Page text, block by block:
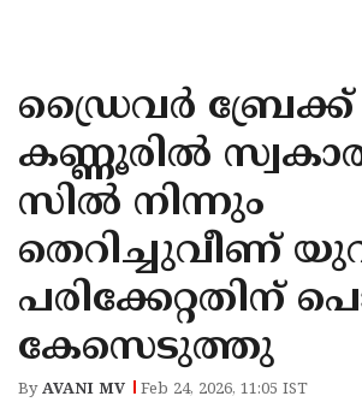
KANNUR
KASARAGOD
ഡ്രൈവർ ബ്രേക്ക്
കണ്ണൂരിൽ
സിൽ നിന്നും
തെറിച്ചുവീണ്
പരിക്കേറ്റതിന്
കേസെടുത്തു
ByAVANI MV Feb 24, 2026, 11:05 IST